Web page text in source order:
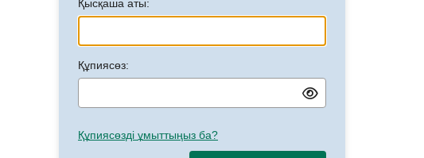
Қысқаша аты:
Құпиясөз:
Құпиясөзді ұмыттыңыз ба?